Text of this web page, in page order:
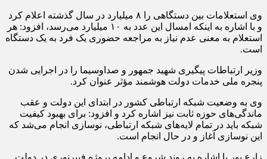
وی استعلامات بین دستگاهی را ۸ میلیارد در سال گذشته اعلام کرد
و با اشاره به اینکه امسال این عدد به ۱۰ میلیارد می‌رسد، افزود: هر
استعلام به معنی عدم نیاز به مراجعه حضوری یک فرد به یک دستگاه
است.
وزیر ارتباطات پیگیری شهید جمهور و صداوسیما را در اجرایی شدن
پنجره ملی خدمات دولت هوشمند مؤثر عنوان کرد.
وی به وضعیت شبکه ارتباطی کشور در ابتدای این دولت و عقب
ماندگی‌های حوزه ثابت نیز اشاره کرد و افزود: برای بهبود کیفیت
شبکه باید در تمام لایه‌های شبکه ارتباطی، نوسازی انجام می‌شد که
این نوسازی آغاز و در حال انجام است.
زارع پور با اشاره به روند شروع و ادامه پروژه فیبرنوری در دولت